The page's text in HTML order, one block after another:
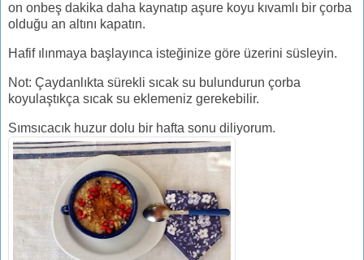
on onbeş dakika daha kaynatıp aşure koyu kıvamlı bir çorba
olduğu an altını kapatın.
Hafif ılınmaya başlayınca isteğinize göre üzerini süsleyin.
Not: Çaydanlıkta sürekli sıcak su bulundurun çorba
koyulaştıkça sıcak su eklemeniz gerekebilir.
Sımsıcacık huzur dolu bir hafta sonu diliyorum.